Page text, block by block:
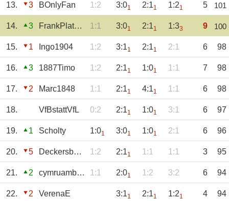
13. 3 BOnlyFan 1:2 3:01 2:11 1:21 5 101
14. 3 FrankPlatz29 1:1 3:01 2:11 1:33 9 100
15. 1 Ingo1904 1:2 3:11 2:11 2:1 6 98
16. 3 1887Timo 1:2 2:11 1:01 1:1 7 98
17. 2 Marc1848 1:1 2:11 4:11 1:1 6 98
18. VfBstattVfL 0:2 2:11 1:01 3:1 6 97
19. 1 Scholty 1:01 3:01 1:01 2:1 6 96
20. 5 Deckersbester 1:2 2:11 1:1 1:1 3 95
21. 2 cymruambyth 1:1 2:01 1:2 3:2 6 94
22. 2 VerenaE 3:11 2:11 1:21 4 94